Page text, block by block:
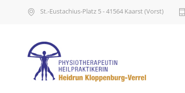
St.-Eustachius-Platz 5 - 41564 Kaarst (Vorst)